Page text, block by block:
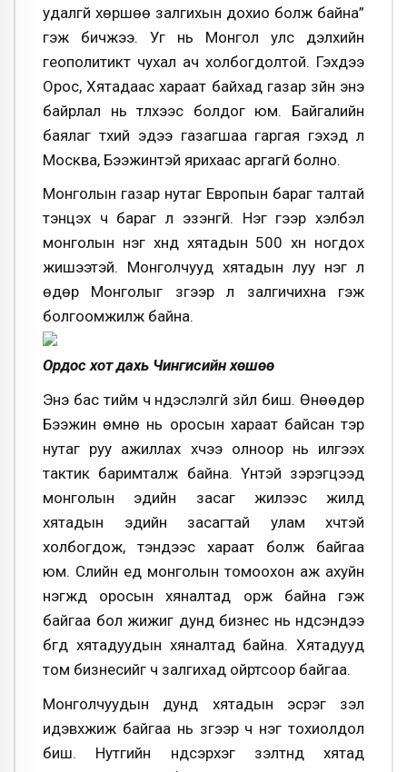
удалгүй хөршөө залгихын дохио болж байна”
гэж бичжээ. Уг нь Монгол улс дэлхийн
геополитикт чухал ач холбогдолтой. Гэхдээ
Орос, Хятадаас хараат байхад газар зүйн энэ
байрлал нь түлхээс болдог юм. Байгалийн
баялаг түүхий эдээ газагшаа гаргая гэхэд л
Москва, Бээжинтэй ярихаас аргагүй болно.
Монголын газар нутаг Европын бараг талтай
тэнцэх ч бараг л эзэнгүй. Нэг үгээр хэлбэл
монголын нэг хүнд хятадын 500 хүн ногдох
жишээтэй. Монголчууд хятадын луу нэг л
өдөр Монголыг зүгээр л залгичихна гэж
болгоомжилж байна.
Ордос хот дахь Чингисийн хөшөө
Энэ бас тийм ч үндэслэлгүй зүйл биш. Өнөөдөр
Бээжин өмнө нь оросын хараат байсан тэр
нутаг руу ажиллах хүчээ олноор нь илгээх
тактик баримталж байна. Үүнтэй зэрэгцээд
монголын эдийн засаг жилээс жилд
хятадын эдийн засагтай улам хүчтэй
холбогдож, тэндээс хараат болж байгаа
юм. Сүүлийн үед монголын томоохон аж ахуйн
нэгжүүд оросын хяналтад орж байна гэж
байгаа бол жижиг дунд бизнес нь үндсэндээ
бүгд хятадуудын хяналтад байна. Хятадууд
том бизнесийг ч залгихад ойртсоор байгаа.
Монголчуудын дунд хятадын эсрэг үзэл
идэвхжиж байгаа нь зүгээр ч нэг тохиолдол
биш. Нутгийн үндсэрхэг үзэлтнүүд хятад